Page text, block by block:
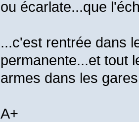
ou écarlate...que
...c'est rentrée dans
permanente...et tout
armes dans les
A+